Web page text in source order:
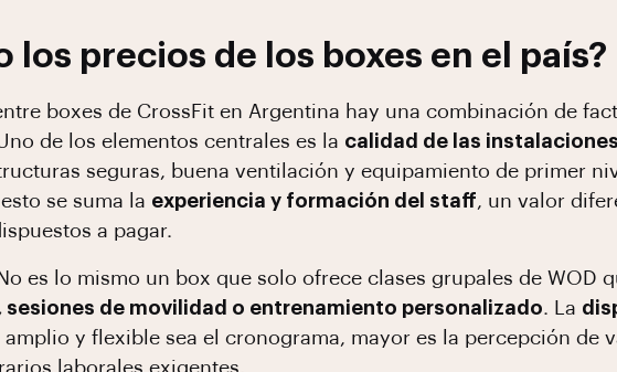
los precios de los boxes en el país?
boxes de CrossFit en Argentina hay una combinación de
de los elementos centrales es la calidad de las instalaciones
seguras, buena ventilación y equipamiento de primer
se suma la experiencia y formación del staff, un valor
a pagar.
es lo mismo un box que solo ofrece clases grupales de WOD
de movilidad o entrenamiento personalizado. La
y flexible sea el cronograma, mayor es la percepción de
laborales exigentes.